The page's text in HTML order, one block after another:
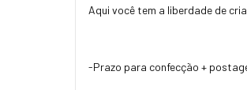
Aqui você tem a liberdade de
-Prazo para confecção +